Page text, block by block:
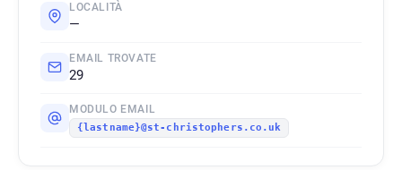
LOCALITÀ
—
EMAIL TROVATE
29
MODULO EMAIL
{lastname}@st-christophers.co.uk